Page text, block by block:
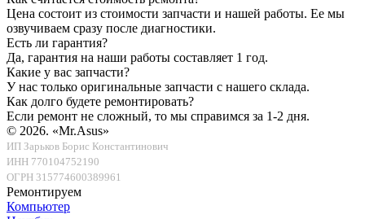
Цена состоит из стоимости запчасти и нашей работы. Ее мы
озвучиваем сразу после диагностики.
Есть ли гарантия?
Да, гарантия на наши работы составляет 1 год.
Какие у вас запчасти?
У нас только оригинальные запчасти с нашего склада.
Как долго будете ремонтировать?
Если ремонт не сложный, то мы справимся за 1-2 дня.
© 2026. «Mr.Asus»
ИП Зарьков Борис Константинович
ИНН 770104752190
ОГРН 315774600389961
Ремонтируем
Компьютер